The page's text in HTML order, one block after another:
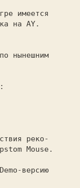
на AY.
реко-
Mouse.